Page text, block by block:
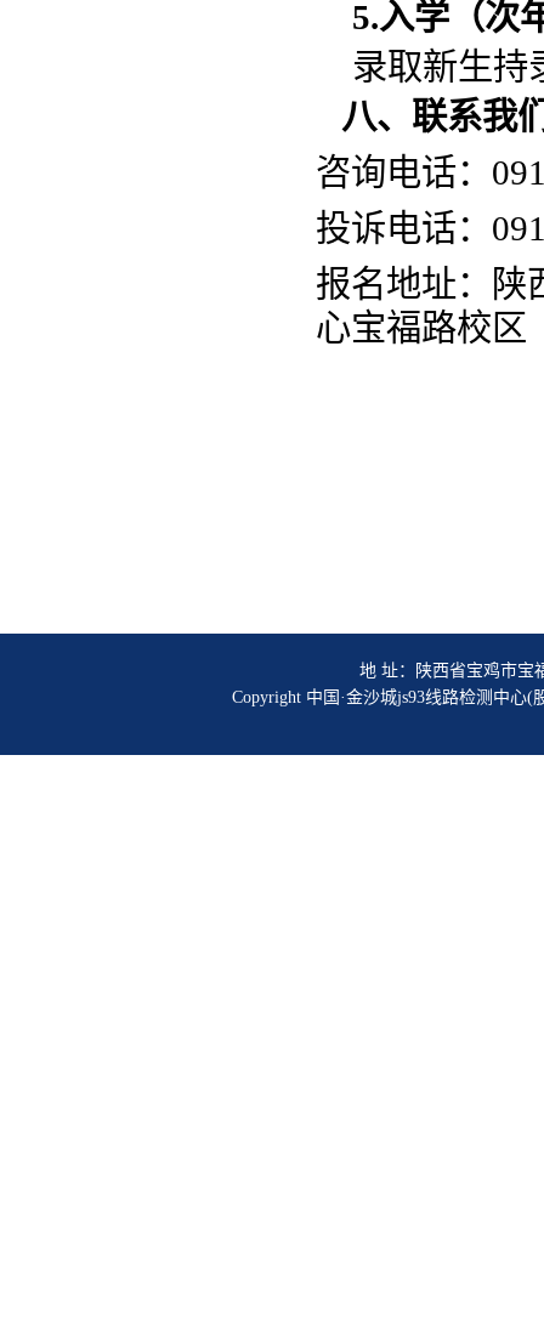
5.入学（次
录取新生持
八、联系我
咨询电话：
投诉电话：
报名地址：陕
心宝福路校区
地 址：陕西省宝鸡市宝
Copyright 中国·金沙城js93线路检测中心(